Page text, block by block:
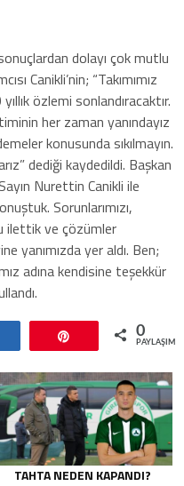
dolayı çok mutlu
Canikli’nin; “Takımımız
özlemi sonlandıracaktır.
her zaman yanındayız
konusunda sıkılmayın.
dediği kaydedildi. Başkan
Nurettin Canikli ile
Sorunlarımızı,
ilettik ve çözümler
yanımızda yer aldı. Ben;
adına kendisine teşekkür
0
TAHTA NEDEN KAPANDI?